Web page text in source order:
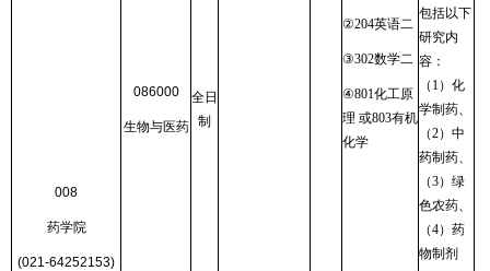
008
药学院
(021-64252153)
086000
生物与医药
全日
制
②204英语二
③302数学二
④801化工原
理 或803有机
化学
包括以下
研究内
容：
（ 1）化
学制药、
（2）中
药制药、
（3）绿
色农药、
（4）药
物制剂